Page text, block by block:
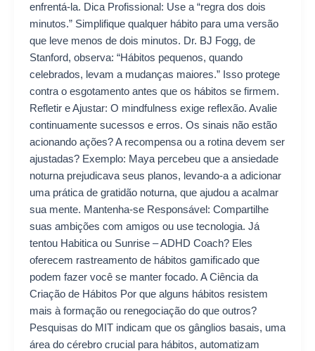
enfrentá-la. Dica Profissional: Use a “regra dos dois
minutos.” Simplifique qualquer hábito para uma versão
que leve menos de dois minutos. Dr. BJ Fogg, de
Stanford, observa: “Hábitos pequenos, quando
celebrados, levam a mudanças maiores.” Isso protege
contra o esgotamento antes que os hábitos se firmem.
Refletir e Ajustar: O mindfulness exige reflexão. Avalie
continuamente sucessos e erros. Os sinais não estão
acionando ações? A recompensa ou a rotina devem ser
ajustadas? Exemplo: Maya percebeu que a ansiedade
noturna prejudicava seus planos, levando-a a adicionar
uma prática de gratidão noturna, que ajudou a acalmar
sua mente. Mantenha-se Responsável: Compartilhe
suas ambições com amigos ou use tecnologia. Já
tentou Habitica ou Sunrise – ADHD Coach? Eles
oferecem rastreamento de hábitos gamificado que
podem fazer você se manter focado. A Ciência da
Criação de Hábitos Por que alguns hábitos resistem
mais à formação ou renegociação do que outros?
Pesquisas do MIT indicam que os gânglios basais, uma
área do cérebro crucial para hábitos, automatizam